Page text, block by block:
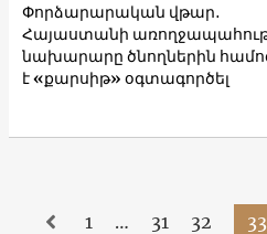
Փորձարարական վթար․
Հայաստանի
նախարարը ծնողներին
է «քարսիթ» օգտագործել
1 … 31 32 33